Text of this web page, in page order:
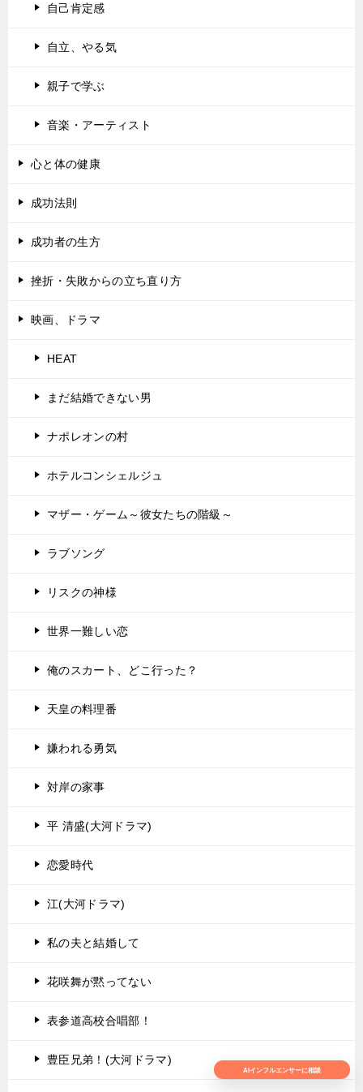
自己肯定感
自立、やる気
親子で学ぶ
音楽・アーティスト
心と体の健康
成功法則
成功者の生方
挫折・失敗からの立ち直り方
映画、ドラマ
HEAT
まだ結婚できない男
ナポレオンの村
ホテルコンシェルジュ
マザー・ゲーム～彼女たちの階級～
ラブソング
リスクの神様
世界一難しい恋
俺のスカート、どこ行った？
天皇の料理番
嫌われる勇気
対岸の家事
平 清盛(大河ドラマ)
恋愛時代
江(大河ドラマ)
私の夫と結婚して
花咲舞が黙ってない
表参道高校合唱部！
豊臣兄弟！(大河ドラマ)
AIインフルエンサーに相談